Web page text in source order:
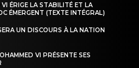
ÉRIGE LA STABILITÉ ET LA
ÉMERGENT (TEXTE INTÉGRAL)
UN DISCOURS À LA NATION
VI PRÉSENTE SES